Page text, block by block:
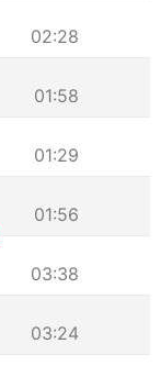
02:28
01:58
01:29
01:56
03:38
03:24